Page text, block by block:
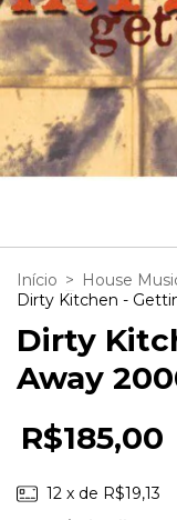
Início > House
Dirty Kitchen -
Dirty
Away
R$185,00
12 x de R$19,13